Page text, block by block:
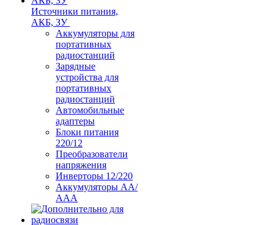
Источники питания,
АКБ, ЗУ
Аккумуляторы для
портативных
радиостанций
Зарядные
устройства для
портативных
радиостанций
Автомобильные
адаптеры
Блоки питания
220/12
Преобразователи
напряжения
Инверторы 12/220
Аккумуляторы АА/
ААА